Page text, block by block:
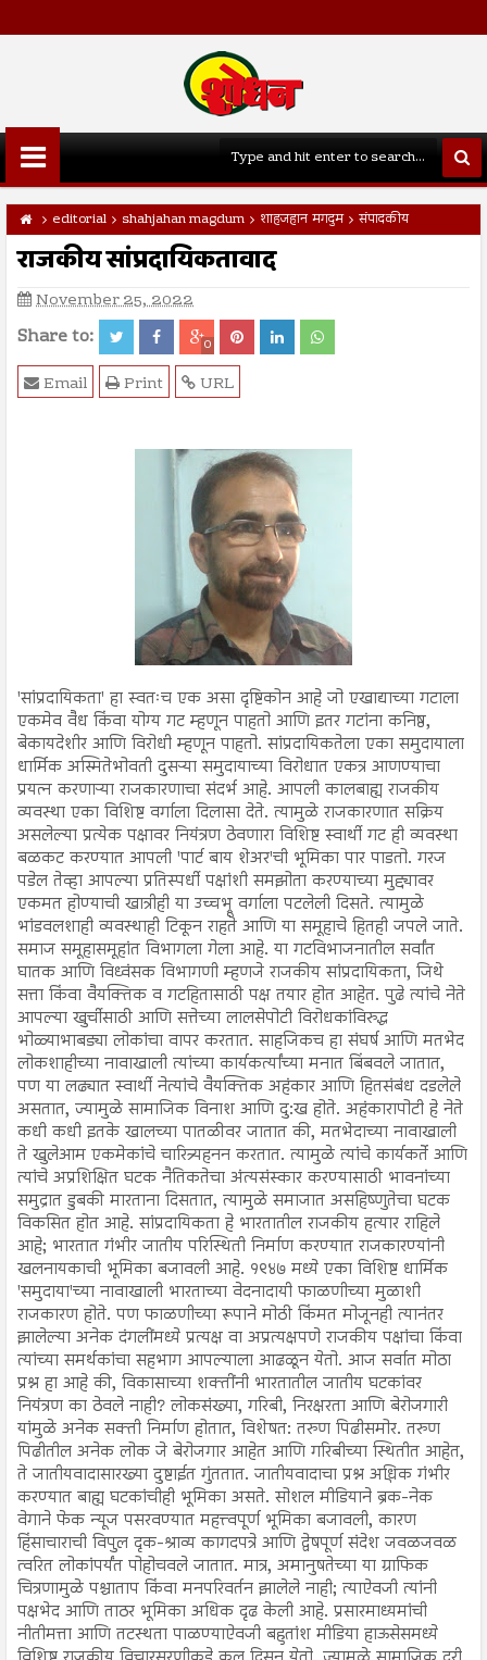
editorial shahjahan magdum शाहजहान मगदुम संपादकीय
राजकीय सांप्रदायिकतावाद
November 25, 2022
Share to: 0
URL
Print
Email
'सांप्रदायिकता' हा स्वतःच एक असा दृष्टिकोन आहे जो एखाद्याच्या गटाला
एकमेव वैध किंवा योग्य गट म्हणून पाहतो आणि इतर गटांना कनिष्ठ,
बेकायदेशीर आणि विरोधी म्हणून पाहतो. सांप्रदायिकतेला एका समुदायाला
धार्मिक अस्मितेभोवती दुसऱ्या समुदायाच्या विरोधात एकत्र आणण्याचा
प्रयत्न करणाऱ्या राजकारणाचा संदर्भ आहे. आपली कालबाह्य राजकीय
व्यवस्था एका विशिष्ट वर्गाला दिलासा देते. त्यामुळे राजकारणात सक्रिय
असलेल्या प्रत्येक पक्षावर नियंत्रण ठेवणारा विशिष्ट स्वार्थी गट ही व्यवस्था
बळकट करण्यात आपली 'पार्ट बाय शेअर'ची भूमिका पार पाडतो. गरज
पडेल तेव्हा आपल्या प्रतिस्पर्धी पक्षांशी समझोता करण्याच्या मुद्द्यावर
एकमत होण्याची खात्रीही या उच्चभ्रू वर्गाला पटलेली दिसते. त्यामुळे
भांडवलशाही व्यवस्थाही टिकून राहते आणि या समूहाचे हितही जपले जाते.
समाज समूहासमूहांत विभागला गेला आहे. या गटविभाजनातील सर्वांत
घातक आणि विध्वंसक विभागणी म्हणजे राजकीय सांप्रदायिकता, जिथे
सत्ता किंवा वैयक्तिक व गटहितासाठी पक्ष तयार होत आहेत. पुढे त्यांचे नेते
आपल्या खुर्चीसाठी आणि सत्तेच्या लालसेपोटी विरोधकांविरुद्ध
भोळ्याभाबड्या लोकांचा वापर करतात. साहजिकच हा संघर्ष आणि मतभेद
लोकशाहीच्या नावाखाली त्यांच्या कार्यकर्त्यांच्या मनात बिंबवले जातात,
पण या लढ्यात स्वार्थी नेत्यांचे वैयक्तिक अहंकार आणि हितसंबंध दडलेले
असतात, ज्यामुळे सामाजिक विनाश आणि दु:ख होते. अहंकारापोटी हे नेते
कधी कधी इतके खालच्या पातळीवर जातात की, मतभेदाच्या नावाखाली
ते खुलेआम एकमेकांचे चारित्र्यहनन करतात. त्यामुळे त्यांचे कार्यकर्ते आणि
त्यांचे अप्रशिक्षित घटक नैतिकतेचा अंत्यसंस्कार करण्यासाठी भावनांच्या
समुद्रात डुबकी मारताना दिसतात, त्यामुळे समाजात असहिष्णुतेचा घटक
विकसित होत आहे. सांप्रदायिकता हे भारतातील राजकीय हत्यार राहिले
आहे; भारतात गंभीर जातीय परिस्थिती निर्माण करण्यात राजकारण्यांनी
खलनायकाची भूमिका बजावली आहे. १९४७ मध्ये एका विशिष्ट धार्मिक
'समुदाया'च्या नावाखाली भारताच्या वेदनादायी फाळणीच्या मुळाशी
राजकारण होते. पण फाळणीच्या रूपाने मोठी किंमत मोजूनही त्यानंतर
झालेल्या अनेक दंगलींमध्ये प्रत्यक्ष वा अप्रत्यक्षपणे राजकीय पक्षांचा किंवा
त्यांच्या समर्थकांचा सहभाग आपल्याला आढळून येतो. आज सर्वात मोठा
प्रश्न हा आहे की, विकासाच्या शक्तींनी भारतातील जातीय घटकांवर
नियंत्रण का ठेवले नाही? लोकसंख्या, गरिबी, निरक्षरता आणि बेरोजगारी
यांमुळे अनेक सक्ती निर्माण होतात, विशेषत: तरुण पिढीसमोर. तरुण
पिढीतील अनेक लोक जे बेरोजगार आहेत आणि गरिबीच्या स्थितीत आहेत,
ते जातीयवादासारख्या दुष्टाईत गुंततात. जातीयवादाचा प्रश्न अधिक गंभीर
करण्यात बाह्य घटकांचीही भूमिका असते. सोशल मीडियाने ब्रेक-नेक
वेगाने फेक न्यूज पसरवण्यात महत्त्वपूर्ण भूमिका बजावली, कारण
हिंसाचाराची विपुल दृक-श्राव्य कागदपत्रे आणि द्वेषपूर्ण संदेश जवळजवळ
त्वरित लोकांपर्यंत पोहोचवले जातात. मात्र, अमानुषतेच्या या ग्राफिक
चित्रणामुळे पश्चाताप किंवा मनपरिवर्तन झालेले नाही; त्याऐवजी त्यांनी
पक्षभेद आणि ताठर भूमिका अधिक दृढ केली आहे. प्रसारमाध्यमांची
नीतीमत्ता आणि तटस्थता पाळण्याऐवजी बहुतांश मीडिया हाऊसेसमध्ये